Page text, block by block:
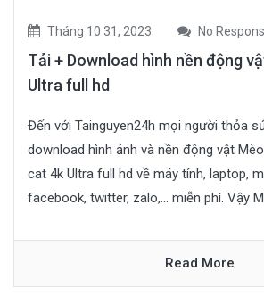
Tháng 10 31, 2023 No
Tải + Download hình nền động
Ultra full hd
Đến với Tainguyen24h mọi người thỏa
download hình ảnh và nền động vật
cat 4k Ultra full hd về máy tính, laptop,
facebook, twitter, zalo,… miễn phí. Vậy
Read More